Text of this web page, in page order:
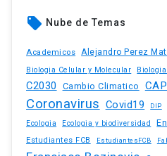
local_offer Nube de Temas
Academicos Alejandro Perez
Biologia Celular y Molecular
C2030 Cambio Climatico
Coronavirus Covid19 DIP
Ecologia Ecologia y biodiversidad
Estudiantes FCB EstudiantesFCB